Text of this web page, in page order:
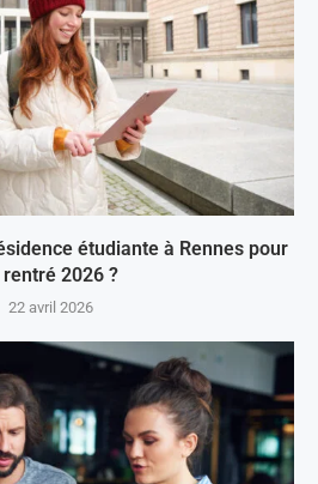
étudiante à Rennes pour
rentré 2026 ?
22 avril 2026